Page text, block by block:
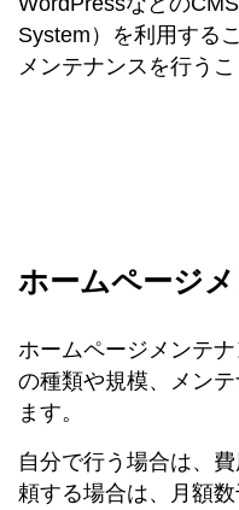
System）を利用する
メンテナンスを行うこ
ホームページ
ホームページメンテ
の種類や規模、メン
ます。
自分で行う場合は、
頼する場合は、月額